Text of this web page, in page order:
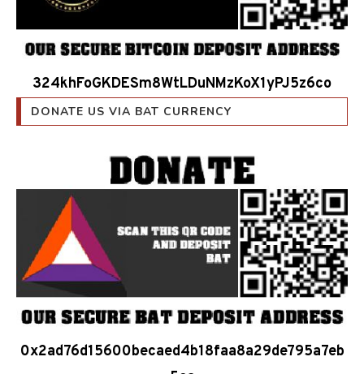
324khFoGKDESm8WtLDuNMzKoX1yPJ5z6co
DONATE US VIA BAT CURRENCY
0x2ad76d15600becaed4b18faa8a29de795a7eb